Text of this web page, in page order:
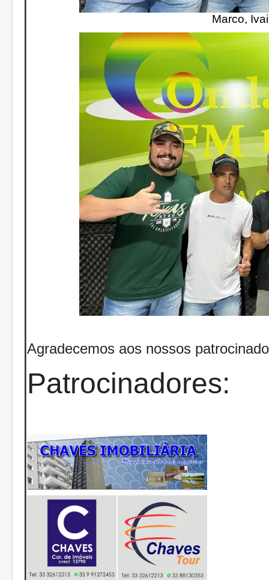
Marco,
Agradecemos aos nossos
Patrocinadores: